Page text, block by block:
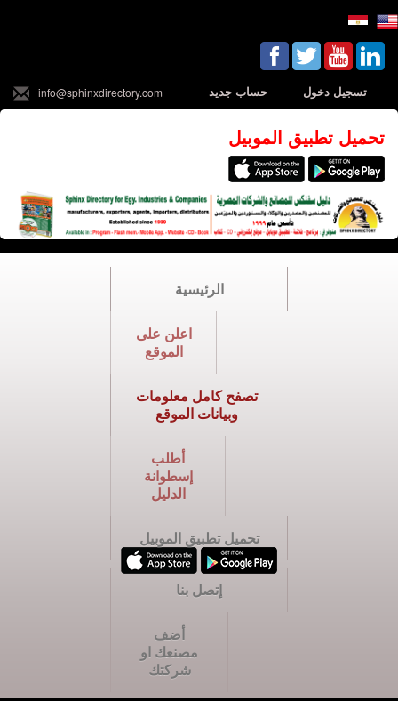
تسجيل دخول حساب جديد info@sphinxdirectory.com
تحميل تطبيق الموبيل
الرئيسية
اعلن على
الموقع
تصفح كامل معلومات
وبيانات الموقع
أطلب
إسطوانة
الدليل
تحميل تطبيق الموبيل
إتصل بنا
أضف
مصنعك او
شركتك